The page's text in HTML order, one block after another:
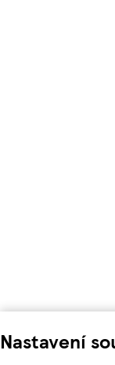
Nastavení